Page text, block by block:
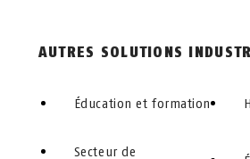
AUTRES SOLUTIONS
Éducation et formation
Secteur de